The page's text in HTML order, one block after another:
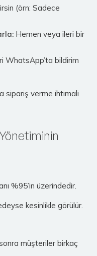
(örn: Sadece
Hemen veya ileri bir
WhatsApp’ta bildirim
sipariş verme ihtimali
%95’in üzerindedir.
kesinlikle görülür.
müşteriler birkaç